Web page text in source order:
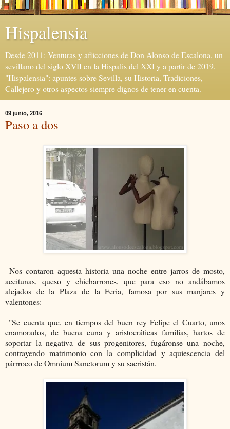
Hispalensia
Desde 2011: Venturas y aflicciones de Don Alonso de Escalona, un
sevillano del siglo XVII en la Hispalis del XXI y a partir de 2019,
"Hispalensia": apuntes sobre Sevilla, su Historia, Tradiciones,
Callejero y otros aspectos siempre dignos de tener en cuenta.
09 junio, 2016
Paso a dos
Nos contaron aquesta historia una noche entre jarros de mosto,
aceitunas, queso y chicharrones, que para eso no andábamos
alejados de la Plaza de la Feria, famosa por sus manjares y
valentones:
"Se cuenta que, en tiempos del buen rey Felipe el Cuarto, unos
enamorados, de buena cuna y aristocráticas familias, hartos de
soportar la negativa de sus progenitores, fugáronse una noche,
contrayendo matrimonio con la complicidad y aquiescencia del
párrroco de Omnium Sanctorum y su sacristán.